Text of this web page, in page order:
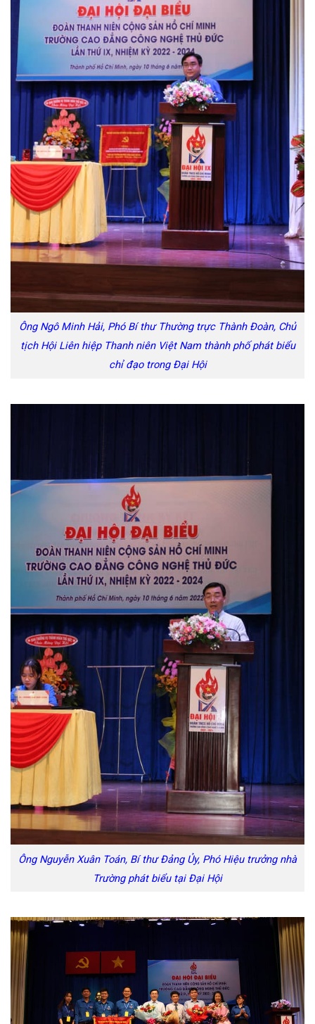
Ông Ngô Minh Hải, Phó Bí thư Thường trực Thành Đoàn, Chủ
tịch Hội Liên hiệp Thanh niên Việt Nam thành phố phát biểu
chỉ đạo trong Đại Hội
Ông Nguyễn Xuân Toán, Bí thư Đảng Ủy, Phó Hiệu trưởng nhà
Trường phát biểu tại Đại Hội